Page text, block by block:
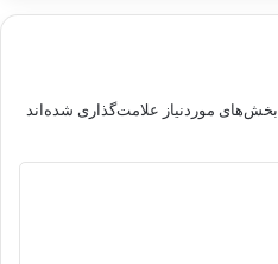
بخش‌های موردنیاز علامت‌گذاری شده‌اند